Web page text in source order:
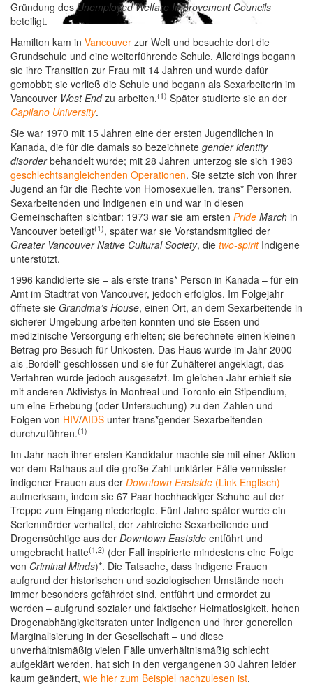
Gründung desUnemployed Welfare Improvement Councils
beteiligt.
Hamilton kam in Vancouver zur Welt und besuchte dort die
Grundschule und eine weiterführende Schule. Allerdings begann
sie ihre Transition zur Frau mit 14 Jahren und wurde dafür
gemobbt; sie verließ die Schule und begann als Sexarbeiterin im
Vancouver West Endzu arbeiten.(1) Später studierte sie an der
Capilano University.
Sie war 1970 mit 15 Jahren eine der ersten Jugendlichen in
Kanada, die für die damals so bezeichnete gender identity
disorderbehandelt wurde; mit 28 Jahren unterzog sie sich 1983
geschlechtsangleichenden Operationen. Sie setzte sich von ihrer
Jugend an für die Rechte von Homosexuellen, trans* Personen,
Sexarbeitenden und Indigenen ein und war in diesen
Gemeinschaften sichtbar: 1973 war sie am ersten Pride March in
Vancouver beteiligt(1), später war sie Vorstandsmitglied der
Greater Vancouver Native Cultural Society, die two-spiritIndigene
unterstützt.
1996 kandidierte sie – als erste trans* Person in Kanada – für ein
Amt im Stadtrat von Vancouver, jedoch erfolglos. Im Folgejahr
öffnete sie Grandma’s House, einen Ort, an dem Sexarbeitende in
sicherer Umgebung arbeiten konnten und sie Essen und
medizinische Versorgung erhielten; sie berechnete einen kleinen
Betrag pro Besuch für Unkosten. Das Haus wurde im Jahr 2000
als ‚Bordell‘ geschlossen und sie für Zuhälterei angeklagt, das
Verfahren wurde jedoch ausgesetzt. Im gleichen Jahr erhielt sie
mit anderen Aktivistys in Montreal und Toronto ein Stipendium,
um eine Erhebung (oder Untersuchung) zu den Zahlen und
Folgen von HIV/AIDS unter trans*gender Sexarbeitenden
durchzuführen.(1)
Im Jahr nach ihrer ersten Kandidatur machte sie mit einer Aktion
vor dem Rathaus auf die große Zahl unklärter Fälle vermisster
indigener Frauen aus der Downtown Eastside (Link Englisch)
aufmerksam, indem sie 67 Paar hochhackiger Schuhe auf der
Treppe zum Eingang niederlegte. Fünf Jahre später wurde ein
Serienmörder verhaftet, der zahlreiche Sexarbeitende und
Drogensüchtige aus der Downtown Eastside entführt und
umgebracht hatte(1,2) (der Fall inspirierte mindestens eine Folge
von Criminal Minds)*. Die Tatsache, dass indigene Frauen
aufgrund der historischen und soziologischen Umstände noch
immer besonders gefährdet sind, entführt und ermordet zu
werden – aufgrund sozialer und faktischer Heimatlosigkeit, hohen
Drogenabhängigkeitsraten unter Indigenen und ihrer generellen
Marginalisierung in der Gesellschaft – und diese
unverhältnismäßig vielen Fälle unverhältnismäßig schlecht
aufgeklärt werden, hat sich in den vergangenen 30 Jahren leider
kaum geändert, wie hier zum Beispiel nachzulesen ist.